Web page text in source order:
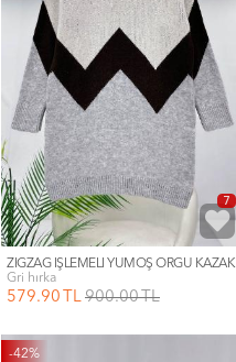
7
ZİGZAG İŞLEMELİ YUMOŞ ÖRGÜ KAZAK
gri hırka
579.90 TL 900.00TL
-42%